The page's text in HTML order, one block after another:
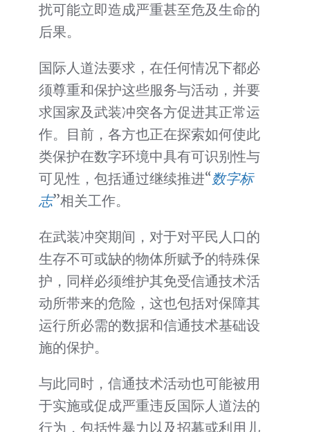
扰可能立即造成严重甚至危及生命的
后果。
国际人道法要求，在任何情况下都必
须尊重和保护这些服务与活动，并要
求国家及武装冲突各方促进其正常运
作。目前，各方也正在探索如何使此
类保护在数字环境中具有可识别性与
可见性，包括通过继续推进“数字标
志”相关工作。
在武装冲突期间，对于对平民人口的
生存不可或缺的物体所赋予的特殊保
护，同样必须维护其免受信通技术活
动所带来的危险，这也包括对保障其
运行所必需的数据和信通技术基础设
施的保护。
与此同时，信通技术活动也可能被用
于实施或促成严重违反国际人道法的
行为，包括性暴力以及招募或利用儿